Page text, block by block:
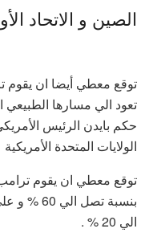
الصين و الاتحاد
توقع معطي أيضا ان يقوم
تعود الي مسارها
حكم بايدن الرئيس
الولايات المتحدة
توقع معطي ان يقوم
الي 20 % .